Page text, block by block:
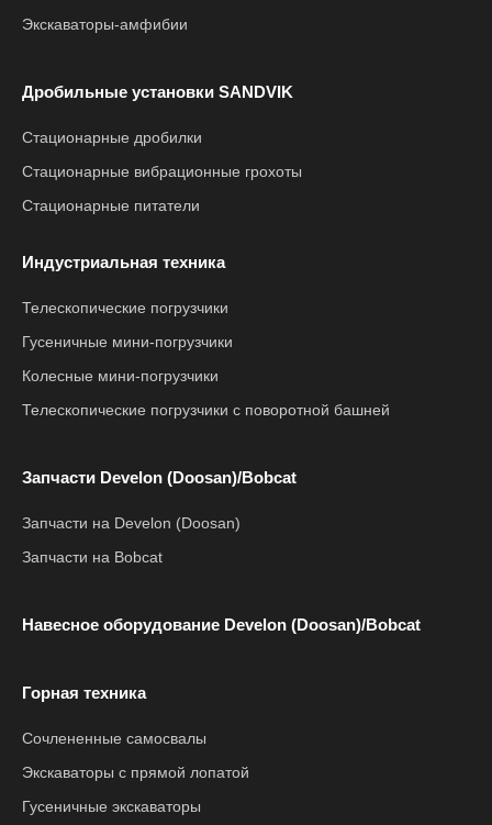
Экскаваторы-амфибии
Дробильные установки SANDVIK
Стационарные дробилки
Стационарные вибрационные грохоты
Стационарные питатели
Индустриальная техника
Телескопические погрузчики
Гусеничные мини-погрузчики
Колесные мини-погрузчики
Телескопические погрузчики с поворотной башней
Запчасти Develon (Doosan)/Bobcat
Запчасти на Develon (Doosan)
Запчасти на Bobcat
Навесное оборудование Develon (Doosan)/Bobcat
Горная техника
Сочлененные самосвалы
Экскаваторы с прямой лопатой
Гусеничные экскаваторы